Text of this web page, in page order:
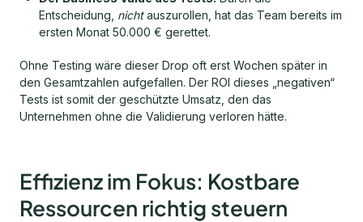
Entscheidung, nichtauszurollen, hat das Team bereits im
ersten Monat 50.000 € gerettet.
Ohne Testing wäre dieser Drop oft erst Wochen später in
den Gesamtzahlen aufgefallen. Der ROI dieses „negativen“
Tests ist somit der geschützte Umsatz, den das
Unternehmen ohne die Validierung verloren hätte.
Effizienz im Fokus: Kostbare
Ressourcen richtig steuern